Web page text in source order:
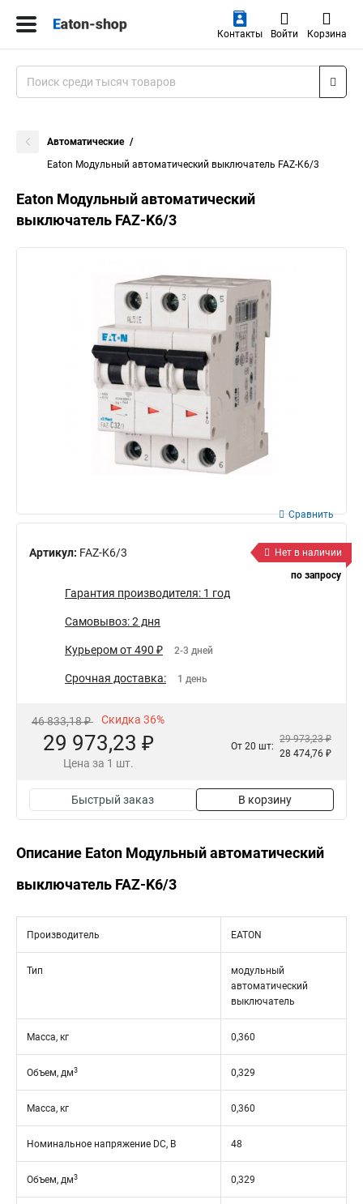
Контакты Войти Корзина
Автоматические
Eaton Модульный автоматический выключатель FAZ-K6/3
Eaton Модульный автоматический
выключатель FAZ-K6/3
Артикул: FAZ-K6/3
Сравнить
Нет в наличии
по запросу
Гарантия производителя: 1 год
Самовывоз: 2 дня
Курьером от 490 ₽ 2-3 дней
Срочная доставка: 1 день
46 833,18 ₽ Скидка 36%
29 973,23 ₽
Цена за 1 шт.
От 20 шт:
29 973,23 ₽
28 474,76 ₽
Быстрый заказ В корзину
Описание Eaton Модульный автоматический
выключатель FAZ-K6/3
Производитель EATON
Тип
модульный
автоматический
выключатель
Масса, кг 0,360
Объем, дм3 0,329
Масса, кг 0,360
Номинальное напряжение DC, В 48
Объем, дм3 0,329